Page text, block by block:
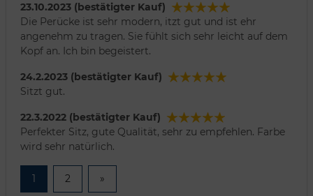
23.10.2023 (bestätigter Kauf)
Die Perücke ist sehr modern, itzt gut und ist ehr
angenehm zu tragen. Sie fühlt sich sehr leicht auf dem
Kopf an. Ich bin begeistert.
24.2.2023 (bestätigter Kauf)
Sitzt gut.
22.3.2022 (bestätigter Kauf)
Perfekter Sitz, gute Qualität, sehr zu empfehlen. Farbe
wird sehr natürlich.
1 2 »